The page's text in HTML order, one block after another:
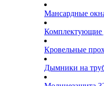
Мансардные
Комплектующие
Кровельные
Дымники на